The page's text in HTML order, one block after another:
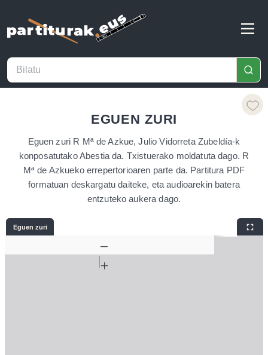
EGUEN ZURI
Eguen zuri R Mª de Azkue, Julio Vidorreta Zubeldía-k
konposatutako Abestia da. Txistuerako moldatuta dago. R
Mª de Azkueko errepertorioaren parte da. Partitura PDF
formatuan deskargatu daiteke, eta audioarekin batera
entzuteko aukera dago.
Eguen zuri